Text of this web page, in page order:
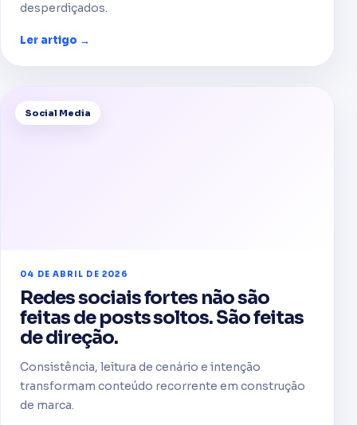
desperdiçados.
Ler artigo →
Social Media
04 DE ABRIL DE 2026
Redes sociais fortes não são
feitas de posts soltos. São feitas
de direção.
Consistência, leitura de cenário e intenção
transformam conteúdo recorrente em construção
de marca.